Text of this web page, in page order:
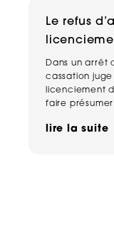
Le refus
Dans un arrêt
cassation
licenciement
faire
lire la suite